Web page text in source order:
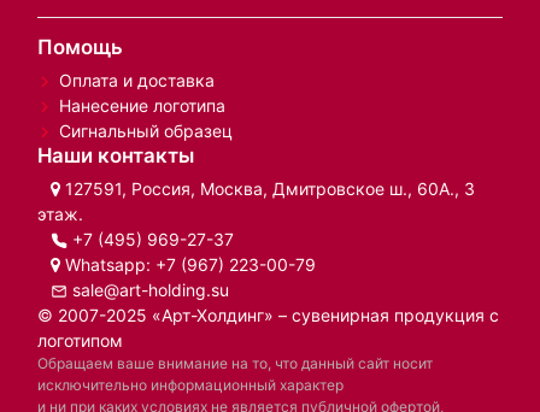
Помощь
Оплата и доставка
Нанесение логотипа
Сигнальный образец
Наши контакты
127591, Россия, Москва, Дмитровское ш., 60А., 3
этаж.
+7 (495) 969-27-37
Whatsapp: +7 (967) 223-00-79
sale@art-holding.su
© 2007-2025 «Арт-Холдинг» – сувенирная продукция с
логотипом
Обращаем ваше внимание на то, что данный сайт носит
исключительно информационный характер
и ни при каких условиях не является публичной офертой,